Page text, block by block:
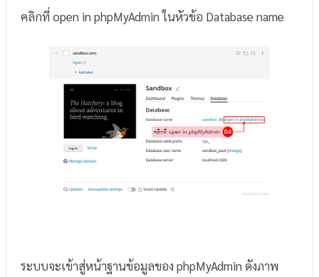
คลิกที่ open in phpMyAdmin ในหัวข้อ Database name
ระบบจะเข้าสู่หน้าฐานข้อมูลของ phpMyAdmin ดังภาพ